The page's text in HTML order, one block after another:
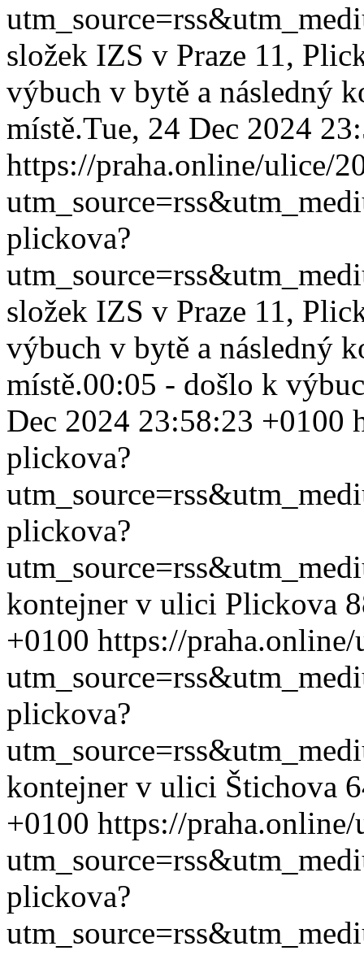
složek IZS v Praze 11,
výbuch v bytě a následný
místě.Tue, 24 Dec 2024
https://praha.online/ulice/
plickova?
složek IZS v Praze 11,
výbuch v bytě a následný
místě.00:05 - došlo k
Dec 2024 23:58:23 +0100
plickova?
plickova?
kontejner v ulici Plickova
+0100 https://
plickova?
kontejner v ulici Štichova
+0100 https://
plickova?